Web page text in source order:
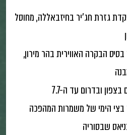
גזרת חג'יר בחיזבאללה, מחוסל
בסיס הבקרה האווירית בהר מירון,
בצפון ובדרום עד ה-7.7
בצי הימי של משמרות המהפכה
שבסוריה